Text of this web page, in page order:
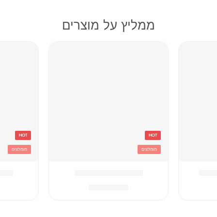
ממליץ על מוצרים
HOT
מומלצים
HOT
מומלצים